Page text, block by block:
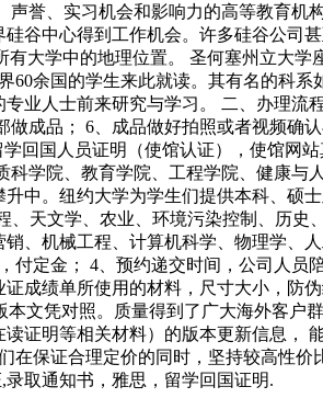
誉、实习机会和影响力的高等教育机
谷中心得到工作机会。许多硅谷公司
大学中的地理位置。 圣何塞州立大学
余国的学生来此就读。其有名的科
业人士前来研究与学习。 二、办理流
成品； 6、成品做好拍照或者视频确
国人员证明（使馆认证），使馆网
学院、教育学院、工程学院、健康与
中。纽约大学为学生们提供本科、硕
天文学、农业、环境污染控制、历史
、机械工程、计算机科学、物理学、
定金； 4、预约递交时间，公司人员
成绩单所使用的材料，尺寸大小，防
文凭对照。质量得到了广大海外客户
证明等相关材料）的版本更新信息，
保证合理定价的同时，坚持较高性
录取通知书，雅思，留学回国证明.